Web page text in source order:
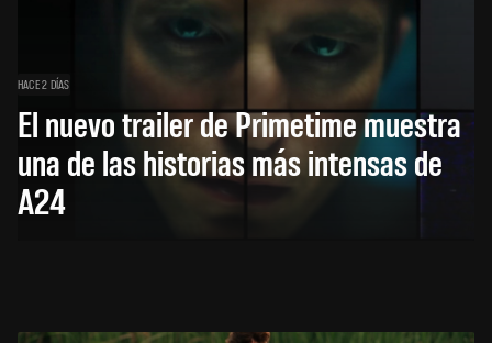
HACE 2 DÍAS
El nuevo trailer de Primetime muestra
una de las historias más intensas de
A24